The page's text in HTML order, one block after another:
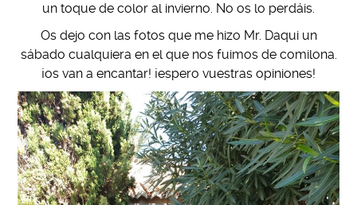
un toque de color al invierno. No os lo perdáis.
Os dejo con las fotos que me hizo Mr. Daqui un
sábado cualquiera en el que nos fuimos de comilona.
¡os van a encantar! ¡espero vuestras opiniones!